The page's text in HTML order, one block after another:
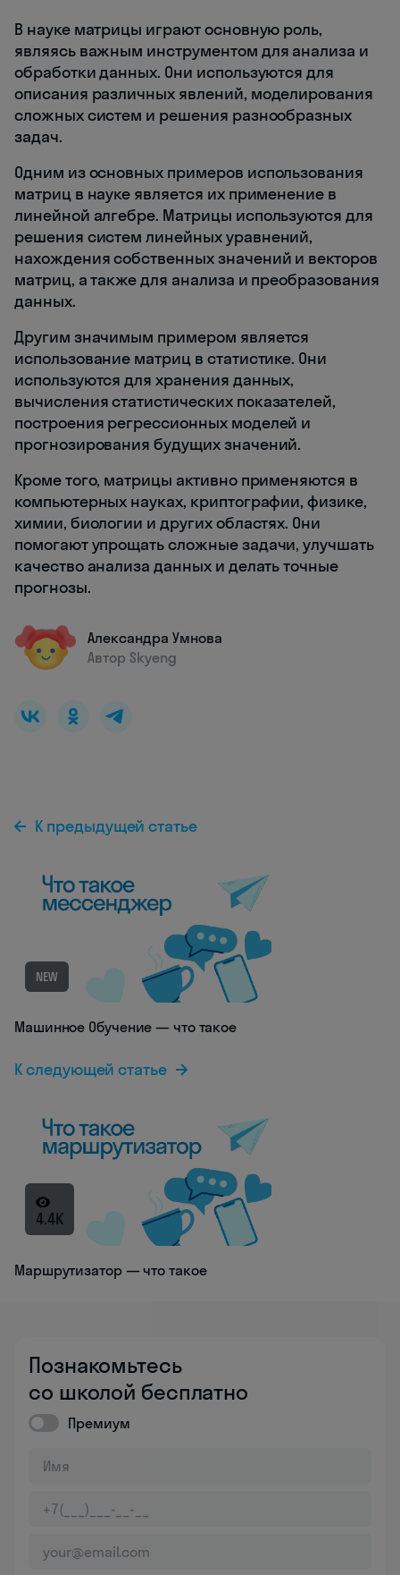
В науке матрицы играют основную роль,
являясь важным инструментом для анализа и
обработки данных. Они используются для
описания различных явлений, моделирования
сложных систем и решения разнообразных
задач.
Одним из основных примеров использования
матриц в науке является их применение в
линейной алгебре. Матрицы используются для
решения систем линейных уравнений,
нахождения собственных значений и векторов
матриц, а также для анализа и преобразования
данных.
Другим значимым примером является
использование матриц в статистике. Они
используются для хранения данных,
вычисления статистических показателей,
построения регрессионных моделей и
прогнозирования будущих значений.
Кроме того, матрицы активно применяются в
компьютерных науках, криптографии, физике,
химии, биологии и других областях. Они
помогают упрощать сложные задачи, улучшать
качество анализа данных и делать точные
прогнозы.
Александра Умнова
Автор Skyeng
К предыдущей статье
NEW
Машинное Обучение — что такое
К следующей статье
4.4K
Маршрутизатор — что такое
Познакомьтесь
со школой бесплатно
Премиум